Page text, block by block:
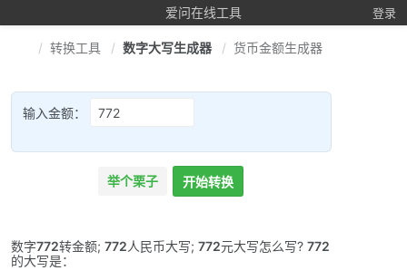
爱问在线工具 登录
转换工具 数字大写生成器 货币金额生成器
输入金额：
举个栗子 开始转换
数字772转金额; 772人民币大写; 772元大写怎么写? 772
的大写是：